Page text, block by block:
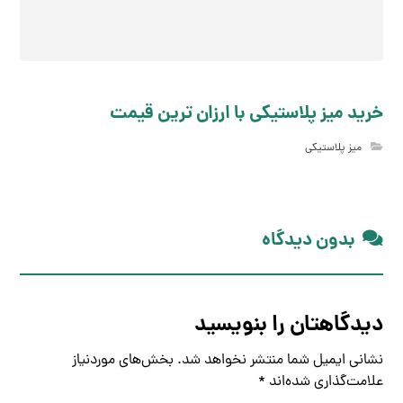
خرید میز پلاستیکی با ارزان ترین قیمت
میز پلاستیکی
بدون دیدگاه
دیدگاهتان را بنویسید
نشانی ایمیل شما منتشر نخواهد شد. بخش‌های موردنیاز
علامت‌گذاری شده‌اند *